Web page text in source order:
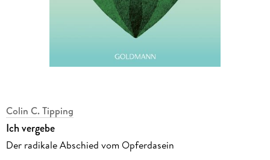
Colin C. Tipping
Ich vergebe
Der radikale Abschied vom Opferdasein